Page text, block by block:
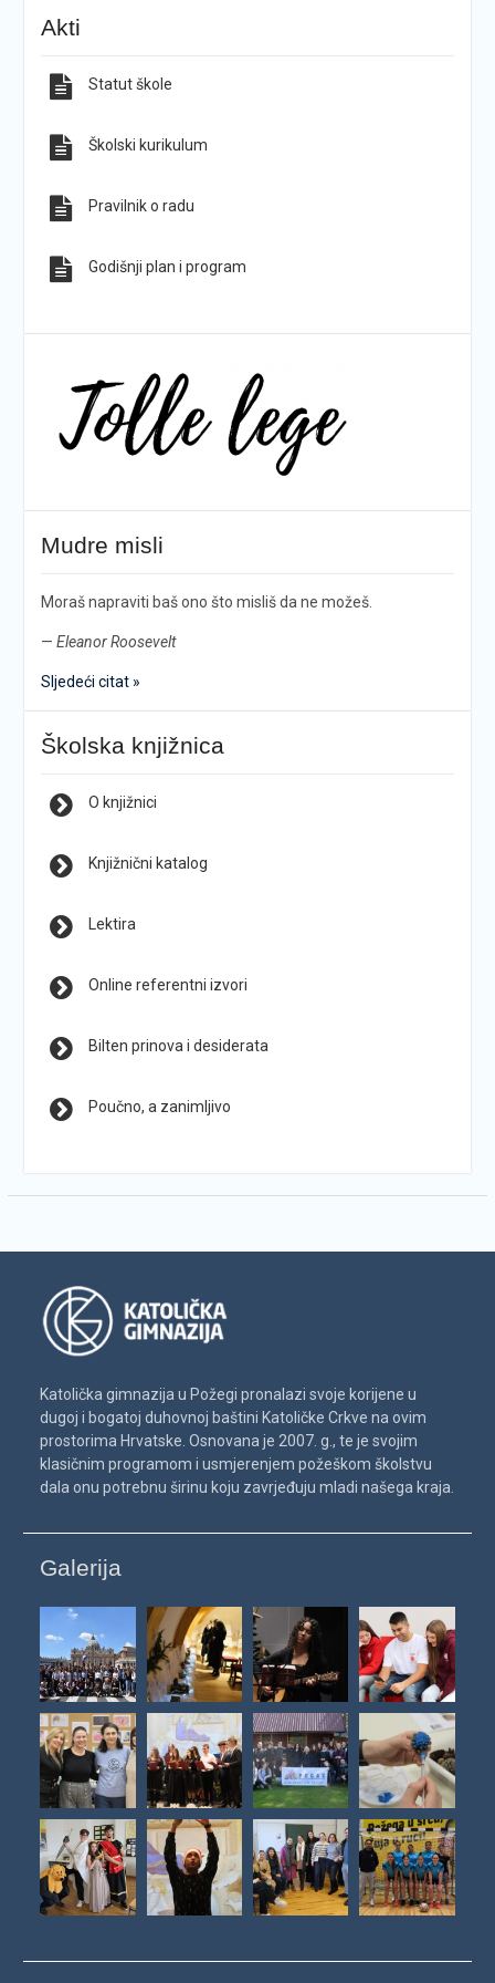
Akti
Statut škole
Školski kurikulum
Pravilnik o radu
Godišnji plan i program
Mudre misli
Moraš napraviti baš ono što misliš da ne možeš.
— Eleanor Roosevelt
Sljedeći citat »
Školska knjižnica
O knjižnici
Knjižnični katalog
Lektira
Online referentni izvori
Bilten prinova i desiderata
Poučno, a zanimljivo
Katolička gimnazija u Požegi pronalazi svoje korijene u
dugoj i bogatoj duhovnoj baštini Katoličke Crkve na ovim
prostorima Hrvatske. Osnovana je 2007. g., te je svojim
klasičnim programom i usmjerenjem požeškom školstvu
dala onu potrebnu širinu koju zavrjeđuju mladi našega kraja.
Galerija